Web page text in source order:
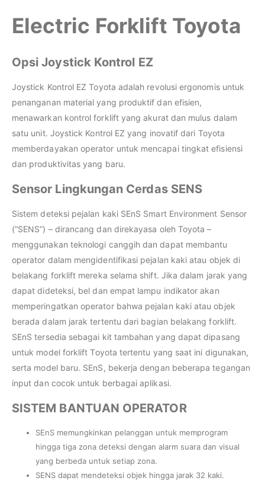
Electric Forklift Toyota
Opsi Joystick Kontrol EZ
Joystick Kontrol EZ Toyota adalah revolusi ergonomis untuk
penanganan material yang produktif dan efisien,
menawarkan kontrol forklift yang akurat dan mulus dalam
satu unit. Joystick Kontrol EZ yang inovatif dari Toyota
memberdayakan operator untuk mencapai tingkat efisiensi
dan produktivitas yang baru.
Sensor Lingkungan Cerdas SENS
Sistem deteksi pejalan kaki SEnS Smart Environment Sensor
(“SENS”) – dirancang dan direkayasa oleh Toyota –
menggunakan teknologi canggih dan dapat membantu
operator dalam mengidentifikasi pejalan kaki atau objek di
belakang forklift mereka selama shift. Jika dalam jarak yang
dapat dideteksi, bel dan empat lampu indikator akan
memperingatkan operator bahwa pejalan kaki atau objek
berada dalam jarak tertentu dari bagian belakang forklift.
SEnS tersedia sebagai kit tambahan yang dapat dipasang
untuk model forklift Toyota tertentu yang saat ini digunakan,
serta model baru. SEnS, bekerja dengan beberapa tegangan
input dan cocok untuk berbagai aplikasi.
SISTEM BANTUAN OPERATOR
SEnS memungkinkan pelanggan untuk memprogram
hingga tiga zona deteksi dengan alarm suara dan visual
yang berbeda untuk setiap zona.
SENS dapat mendeteksi objek hingga jarak 32 kaki.